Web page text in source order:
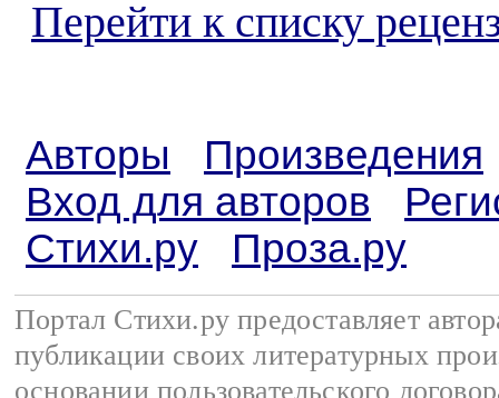
Перейти к списку
Авторы
Произведения
Вход для авторов
Стихи.ру
Проза.ру
Портал Стихи.ру предоставляет
публикации своих литературных
основании пользовательского